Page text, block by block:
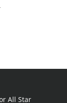
All Star